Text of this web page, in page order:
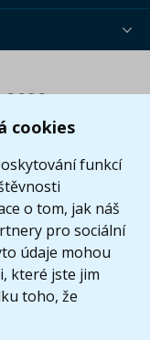
cookies
funkcí
o tom, jak náš
pro sociální
údaje mohou
které jste jim
toho, že